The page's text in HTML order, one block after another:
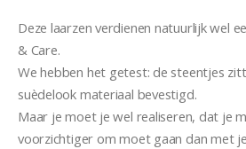
Deze laarzen verdienen natuurlijk wel
& Care.
We hebben het getest: de steentjes
suèdelook materiaal bevestigd.
Maar je moet je wel realiseren, dat je
voorzichtiger om moet gaan dan met